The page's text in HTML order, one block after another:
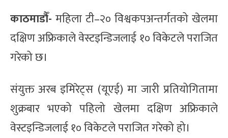
काठमाडौँ- महिला टी–२० विश्वकपअन्तर्गतको खेलमा
दक्षिण अफ्रिकाले वेस्टइन्डिजलाई १० विकेटले पराजित
गरेको छ।
संयुक्त अरब इमिरेट्स (यूएई) मा जारी प्रतियोगितामा
शुक्रबार भएको पहिलो खेलमा दक्षिण अफ्रिकाले
वेस्टइन्डिजलाई १० विकेटले पराजित गरेको हो।